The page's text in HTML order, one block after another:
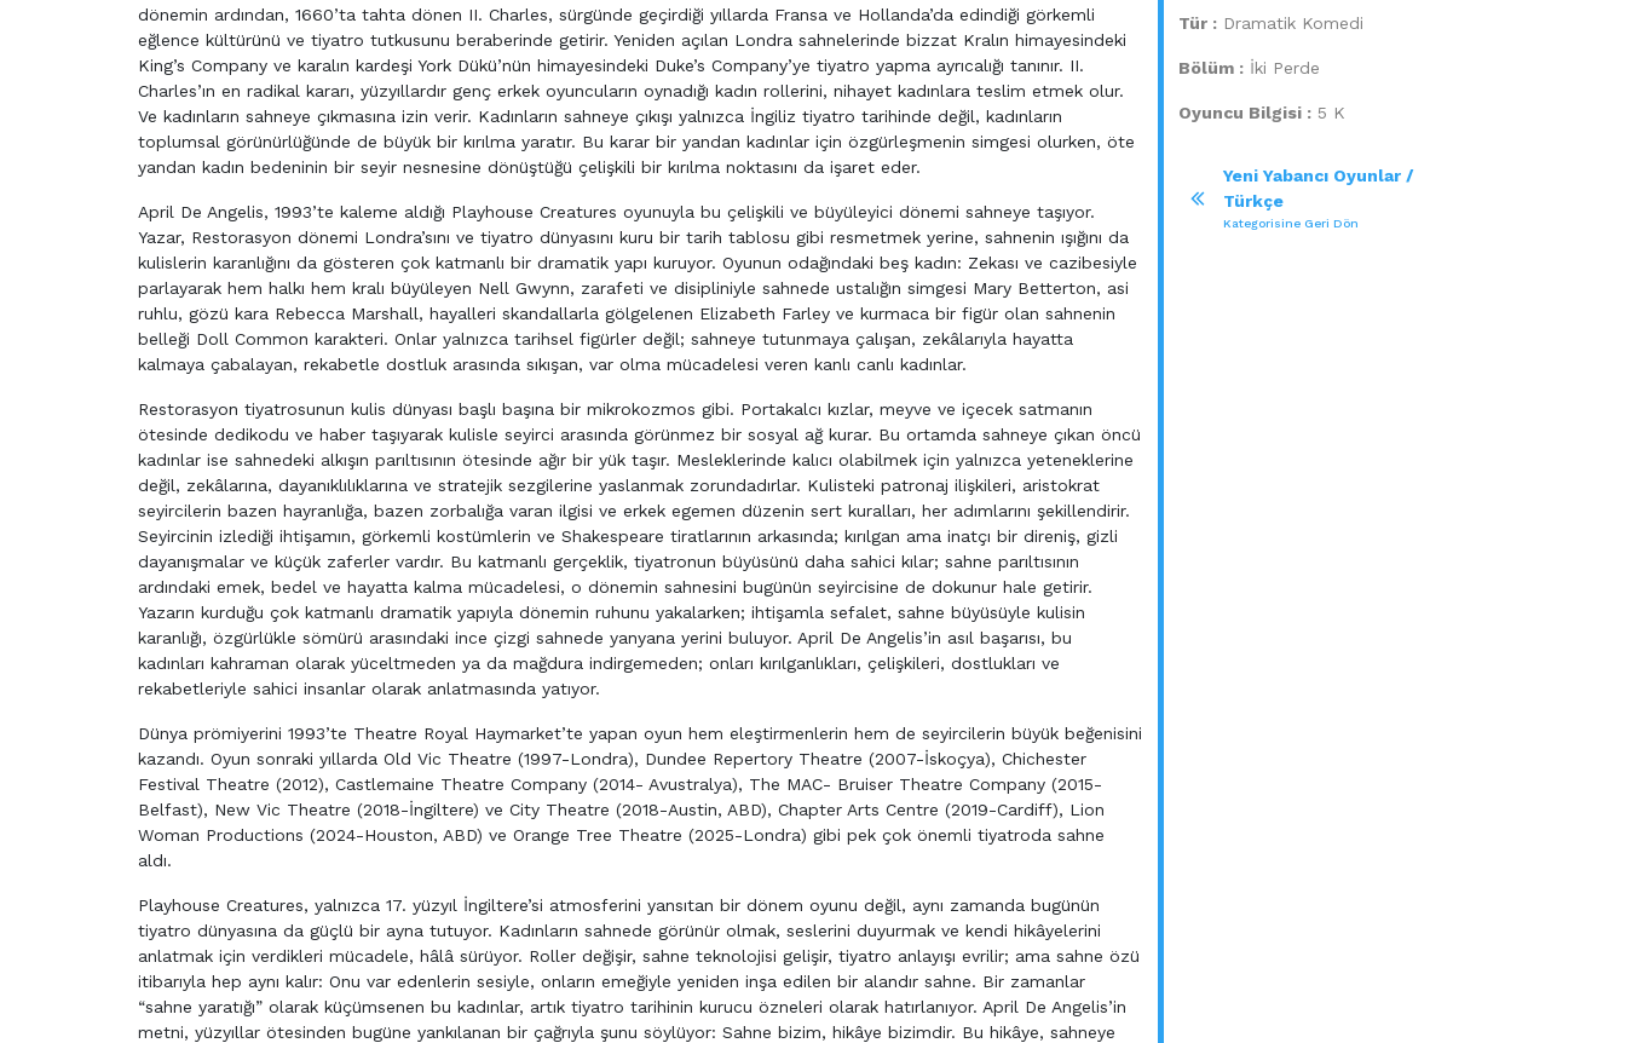
dönemin ardından, 1660’ta tahta dönen II. Charles, sürgünde geçirdiği yıllarda Fransa ve Hollanda’da edindiği görkemli
eğlence kültürünü ve tiyatro tutkusunu beraberinde getirir. Yeniden açılan Londra sahnelerinde bizzat Kralın himayesindeki
King’s Company ve karalın kardeşi York Dükü’nün himayesindeki Duke’s Company’ye tiyatro yapma ayrıcalığı tanınır. II.
Charles’ın en radikal kararı, yüzyıllardır genç erkek oyuncuların oynadığı kadın rollerini, nihayet kadınlara teslim etmek olur.
Ve kadınların sahneye çıkmasına izin verir. Kadınların sahneye çıkışı yalnızca İngiliz tiyatro tarihinde değil, kadınların
toplumsal görünürlüğünde de büyük bir kırılma yaratır. Bu karar bir yandan kadınlar için özgürleşmenin simgesi olurken, öte
yandan kadın bedeninin bir seyir nesnesine dönüştüğü çelişkili bir kırılma noktasını da işaret eder.
April De Angelis, 1993’te kaleme aldığı Playhouse Creatures oyunuyla bu çelişkili ve büyüleyici dönemi sahneye taşıyor.
Yazar, Restorasyon dönemi Londra’sını ve tiyatro dünyasını kuru bir tarih tablosu gibi resmetmek yerine, sahnenin ışığını da
kulislerin karanlığını da gösteren çok katmanlı bir dramatik yapı kuruyor. Oyunun odağındaki beş kadın: Zekası ve cazibesiyle
parlayarak hem halkı hem kralı büyüleyen Nell Gwynn, zarafeti ve disipliniyle sahnede ustalığın simgesi Mary Betterton, asi
ruhlu, gözü kara Rebecca Marshall, hayalleri skandallarla gölgelenen Elizabeth Farley ve kurmaca bir figür olan sahnenin
belleği Doll Common karakteri. Onlar yalnızca tarihsel figürler değil; sahneye tutunmaya çalışan, zekâlarıyla hayatta
kalmaya çabalayan, rekabetle dostluk arasında sıkışan, var olma mücadelesi veren kanlı canlı kadınlar.
Restorasyon tiyatrosunun kulis dünyası başlı başına bir mikrokozmos gibi. Portakalcı kızlar, meyve ve içecek satmanın
ötesinde dedikodu ve haber taşıyarak kulisle seyirci arasında görünmez bir sosyal ağ kurar. Bu ortamda sahneye çıkan öncü
kadınlar ise sahnedeki alkışın parıltısının ötesinde ağır bir yük taşır. Mesleklerinde kalıcı olabilmek için yalnızca yeteneklerine
değil, zekâlarına, dayanıklılıklarına ve stratejik sezgilerine yaslanmak zorundadırlar. Kulisteki patronaj ilişkileri, aristokrat
seyircilerin bazen hayranlığa, bazen zorbalığa varan ilgisi ve erkek egemen düzenin sert kuralları, her adımlarını şekillendirir.
Seyircinin izlediği ihtişamın, görkemli kostümlerin ve Shakespeare tiratlarının arkasında; kırılgan ama inatçı bir direniş, gizli
dayanışmalar ve küçük zaferler vardır. Bu katmanlı gerçeklik, tiyatronun büyüsünü daha sahici kılar; sahne parıltısının
ardındaki emek, bedel ve hayatta kalma mücadelesi, o dönemin sahnesini bugünün seyircisine de dokunur hale getirir.
Yazarın kurduğu çok katmanlı dramatik yapıyla dönemin ruhunu yakalarken; ihtişamla sefalet, sahne büyüsüyle kulisin
karanlığı, özgürlükle sömürü arasındaki ince çizgi sahnede yanyana yerini buluyor. April De Angelis’in asıl başarısı, bu
kadınları kahraman olarak yüceltmeden ya da mağdura indirgemeden; onları kırılganlıkları, çelişkileri, dostlukları ve
rekabetleriyle sahici insanlar olarak anlatmasında yatıyor.
Dünya prömiyerini 1993’te Theatre Royal Haymarket’te yapan oyun hem eleştirmenlerin hem de seyircilerin büyük beğenisini
kazandı. Oyun sonraki yıllarda Old Vic Theatre (1997-Londra), Dundee Repertory Theatre (2007-İskoçya), Chichester
Festival Theatre (2012), Castlemaine Theatre Company (2014- Avustralya), The MAC- Bruiser Theatre Company (2015-
Belfast), New Vic Theatre (2018-İngiltere) ve City Theatre (2018-Austin, ABD), Chapter Arts Centre (2019-Cardiff), Lion
Woman Productions (2024-Houston, ABD) ve Orange Tree Theatre (2025-Londra) gibi pek çok önemli tiyatroda sahne
aldı.
Playhouse Creatures, yalnızca 17. yüzyıl İngiltere’si atmosferini yansıtan bir dönem oyunu değil, aynı zamanda bugünün
tiyatro dünyasına da güçlü bir ayna tutuyor. Kadınların sahnede görünür olmak, seslerini duyurmak ve kendi hikâyelerini
anlatmak için verdikleri mücadele, hâlâ sürüyor. Roller değişir, sahne teknolojisi gelişir, tiyatro anlayışı evrilir; ama sahne özü
itibarıyla hep aynı kalır: Onu var edenlerin sesiyle, onların emeğiyle yeniden inşa edilen bir alandır sahne. Bir zamanlar
“sahne yaratığı” olarak küçümsenen bu kadınlar, artık tiyatro tarihinin kurucu özneleri olarak hatırlanıyor. April De Angelis’in
metni, yüzyıllar ötesinden bugüne yankılanan bir çağrıyla şunu söylüyor: Sahne bizim, hikâye bizimdir. Bu hikâye, sahneye
Tür : Dramatik Komedi
Bölüm : İki Perde
Oyuncu Bilgisi : 5 K
Yeni Yabancı Oyunlar /
Türkçe
Kategorisine Geri Dön